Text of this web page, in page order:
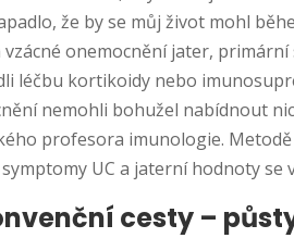
že by se můj život mohl
vzácné onemocnění jater,
léčbu kortikoidy nebo
nemohli bohužel nabídnout
profesora imunologie.
UC a jaterní hodnoty
cesty –